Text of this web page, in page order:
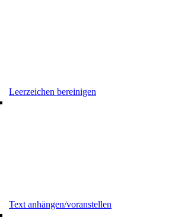
Leerzeichen bereinigen
Text anhängen/voranstellen